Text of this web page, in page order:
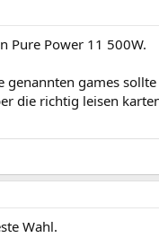
Pure Power 11 500W.
genannten games
die richtig leisen
Wahl.